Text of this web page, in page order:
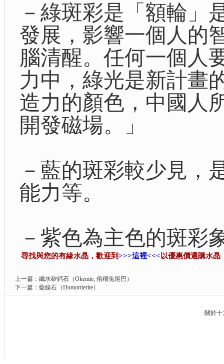
－綠斑彩是「額輪」
發展，影響一個人的
腦清醒。任何一個人
力中，綠光是新計畫
造力的顏色，中國人
開發磁場。」
－藍的斑彩較少見，
能力等。
－紫色為主色的斑彩
尋找與您的有緣水晶，歡迎到>>>這裡<<< 以優惠價選購水
上一篇： 纖水矽鈣石（Okenite, 俗稱兔尾巴）
下一篇： 藍線石（Dumortierite）
關於